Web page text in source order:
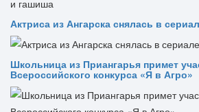
Актриса из Ангарска снялась в
Школьница из Приангарья примет
Всероссийского конкурса «Я в Агро»